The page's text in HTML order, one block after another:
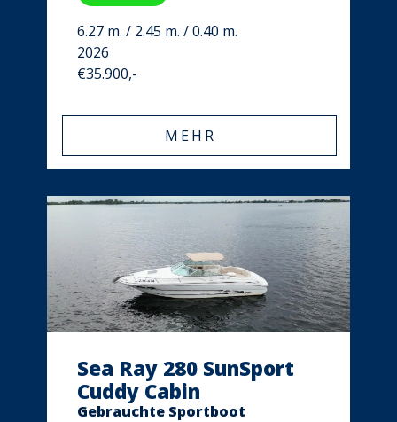
6.27 m. / 2.45 m. / 0.40 m.
2026
€35.900,-
MEHR
Sea Ray 280 SunSport
Cuddy Cabin
Gebrauchte Sportboot